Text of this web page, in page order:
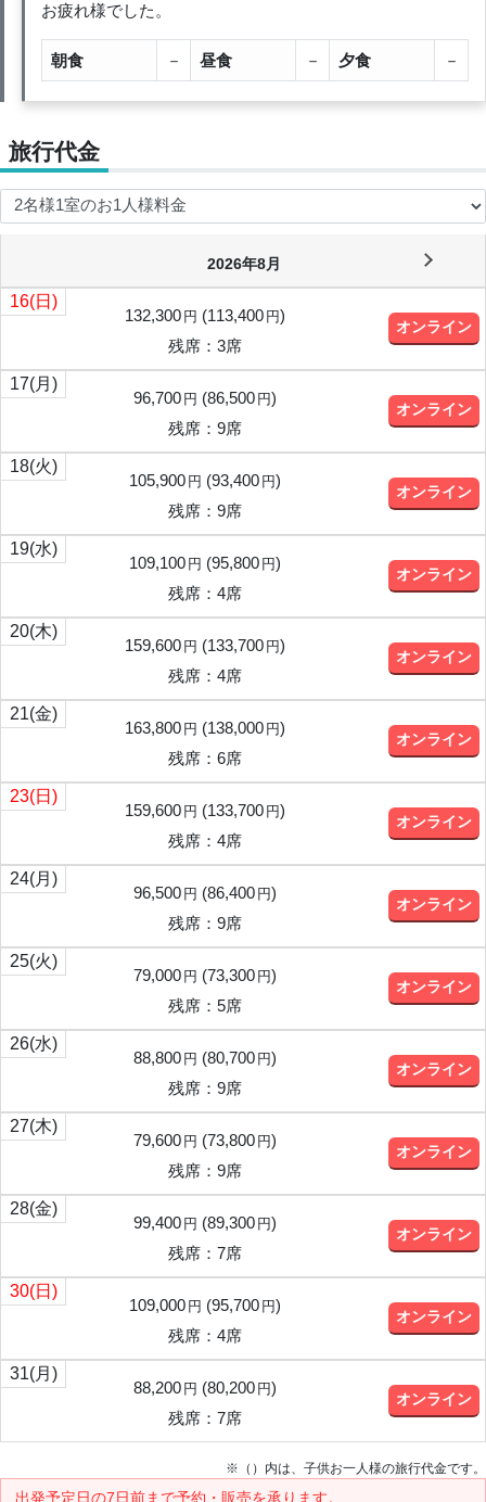
お疲れ様でした。
朝食 － 昼食 － 夕食 －
旅行代金
2026年8月
16(日)
132,300 円 (113,400 円)
残席：3席
オンライン
17(月)
96,700 円 (86,500 円)
残席：9席
オンライン
18(火)
105,900 円 (93,400 円)
残席：9席
オンライン
19(水)
109,100 円 (95,800 円)
残席：4席
オンライン
20(木)
159,600 円 (133,700 円)
残席：4席
オンライン
21(金)
163,800 円 (138,000 円)
残席：6席
オンライン
23(日)
159,600 円 (133,700 円)
残席：4席
オンライン
24(月)
96,500 円 (86,400 円)
残席：9席
オンライン
25(火)
79,000 円 (73,300 円)
残席：5席
オンライン
26(水)
88,800 円 (80,700 円)
残席：9席
オンライン
27(木)
79,600 円 (73,800 円)
残席：9席
オンライン
28(金)
99,400 円 (89,300 円)
残席：7席
オンライン
30(日)
109,000 円 (95,700 円)
残席：4席
オンライン
31(月)
88,200 円 (80,200 円)
残席：7席
オンライン
※（）内は、子供お一人様の旅行代金です。
出発予定日の7日前まで予約・販売を承ります。